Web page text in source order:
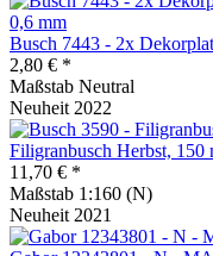
Busch 7443 - 2x
2,80 € *
Maßstab Neutral
Neuheit 2022
Filigranbusch Herbst, 150
11,70 € *
Maßstab 1:160 (N)
Neuheit 2021